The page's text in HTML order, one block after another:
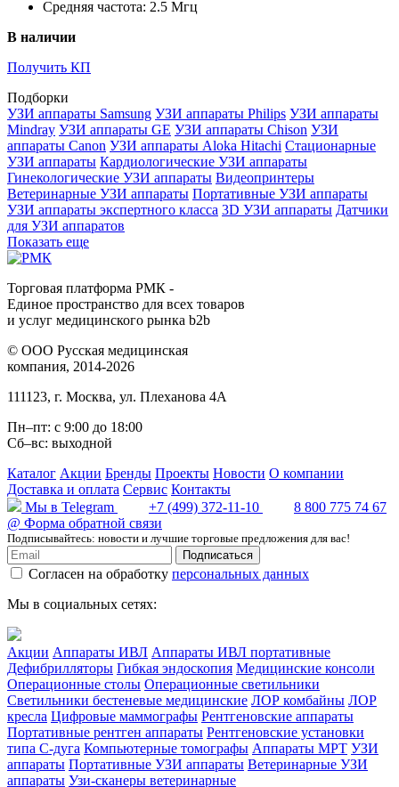
Средняя частота: 2.5 Мгц
В наличии
Получить КП
Подборки
УЗИ аппараты Samsung УЗИ аппараты Philips УЗИ аппараты
Mindray УЗИ аппараты GE УЗИ аппараты Chison УЗИ
аппараты Canon УЗИ аппараты Aloka Hitachi Стационарные
УЗИ аппараты Кардиологические УЗИ аппараты
Гинекологические УЗИ аппараты Видеопринтеры
Ветеринарные УЗИ аппараты Портативные УЗИ аппараты
УЗИ аппараты экспертного класса 3D УЗИ аппараты Датчики
для УЗИ аппаратов
Показать еще
Торговая платформа РМК -
Единое пространство для всех товаров
и услуг медицинского рынка b2b
© ООО Русская медицинская
компания, 2014-2026
111123, г. Москва, ул. Плеханова 4А
Пн–пт: с 9:00 до 18:00
Сб–вс: выходной
Каталог Акции Бренды Проекты Новости О компании
Доставка и оплата Сервис Контакты
Мы в Telegram
+7 (499) 372-11-10
8 800 775 74 67
@ Форма обратной связи
Подписывайтесь: новости и лучшие торговые предложения для вас!
Подписаться
Согласен на обработку персональных данных
Мы в социальных сетях:
Акции Аппараты ИВЛ Аппараты ИВЛ портативные
Дефибрилляторы Гибкая эндоскопия Медицинские консоли
Операционные столы Операционные светильники
Светильники бестеневые медицинские ЛОР комбайны ЛОР
кресла Цифровые маммографы Рентгеновские аппараты
Портативные рентген аппараты Рентгеновские установки
типа С-дуга Компьютерные томографы Аппараты МРТ УЗИ
аппараты Портативные УЗИ аппараты Ветеринарные УЗИ
аппараты Узи-сканеры ветеринарные